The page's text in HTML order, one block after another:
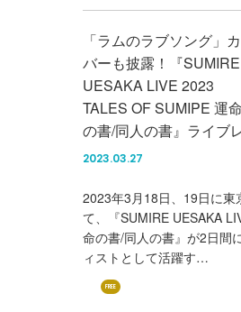
「ラムのラブソング」カ
バーも披露！『SUMIRE
UESAKA LIVE 2023
TALES OF SUMIPE 運命
の書/同人の書』ライブ
2023.03.27
2023年3月18日、19日に東
て、『SUMIRE UESAKA
命の書/同人の書』が2日間
ィストとして活躍す…
FREE